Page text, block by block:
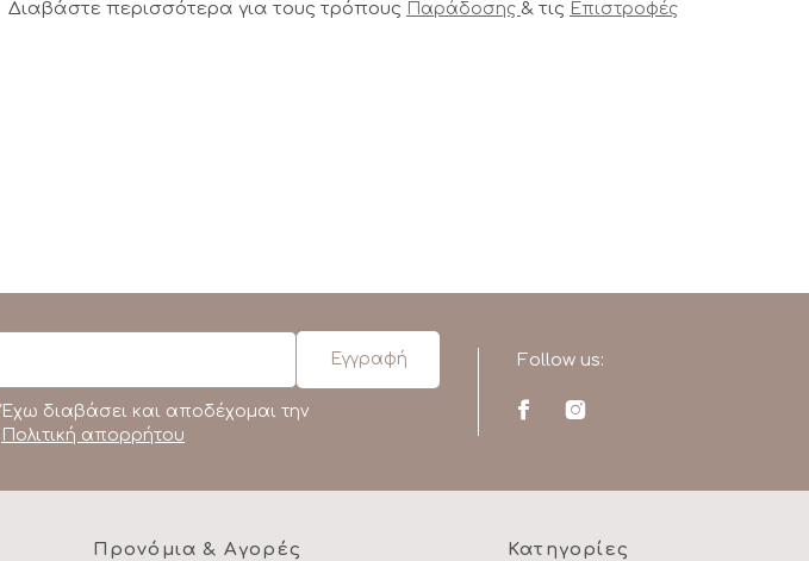
Διαβάστε περισσότερα για τους τρόπους Παράδοσης & τις Επιστροφές
Έχω διαβάσει και αποδέχομαι την
Πολιτική απορρήτου
Follow us:
Προνόμια & Αγορές Κατηγορίες